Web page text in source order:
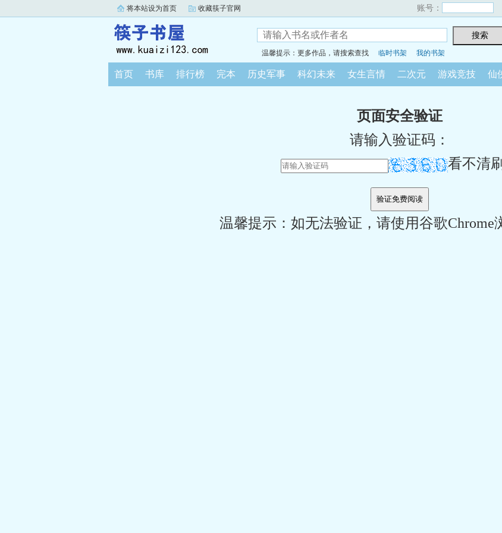
将本站设为首页 收藏筷子官网 账号：
温馨提示：更多作品，请搜索查找 临时书架 我的书架
首页 书库 排行榜 完本 历史军事 科幻未来 女生言情 二次元 游戏竞技 仙
页面安全验证
请输入验证码：
看不清
温馨提示：如无法验证，请使用谷歌Chrome